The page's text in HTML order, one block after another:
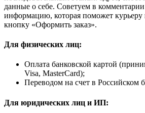
данные о себе. Советуем в комментарии
информацию, которая поможет
кнопку «Оформить заказ».
Для физических лиц:
Оплата банковской картой
Visa, MasterCard);
Переводом на счет в Российском
Для юридических лиц и ИП: